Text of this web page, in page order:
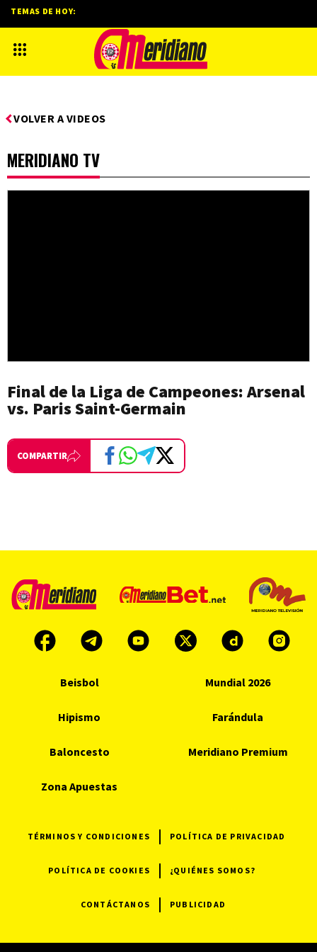
VOLVER A VIDEOS
MERIDIANO TV
Final de la Liga de Campeones: Arsenal
vs. Paris Saint-Germain
COMPARTIR
TEMAS DE HOY:
Beisbol Mundial 2026
Hipismo Farándula
Baloncesto Meridiano Premium
Zona Apuestas
TÉRMINOS Y CONDICIONES POLÍTICA DE PRIVACIDAD
POLÍTICA DE COOKIES ¿QUIÉNES SOMOS?
CONTÁCTANOS PUBLICIDAD